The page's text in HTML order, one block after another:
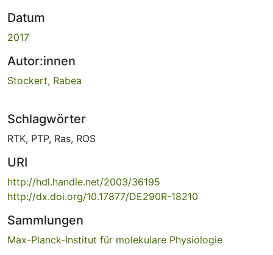
Datum
2017
Autor:innen
Stockert, Rabea
Schlagwörter
RTK, PTP, Ras, ROS
URI
http://hdl.handle.net/2003/36195
http://dx.doi.org/10.17877/DE290R-18210
Sammlungen
Max-Planck-Institut für molekulare Physiologie